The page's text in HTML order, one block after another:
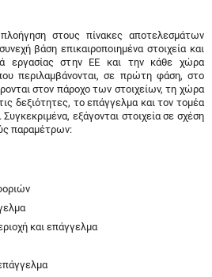
στους πίνακες αποτελεσμάτων
βάση επικαιροποιημένα στοιχεία και
εργασίας στην ΕΕ και την κάθε χώρα
περιλαμβάνονται, σε πρώτη φάση, στο
στον πάροχο των στοιχείων, τη χώρα
δεξιότητες, το επάγγελμα και τον τομέα
εξάγονται στοιχεία σε σχέση
παραμέτρων:
και επάγγελμα